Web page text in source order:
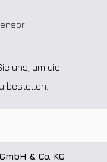
uns, um die
bestellen.
& Co. KG